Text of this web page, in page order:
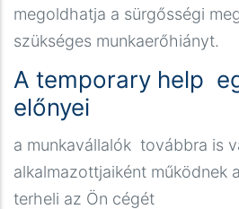
megoldhatja a sürgősségi
szükséges munkaerőhiányt.
A temporary help
előnyei
a munkavállalók továbbra is
alkalmazottjaiként működnek
terheli az Ön cégét